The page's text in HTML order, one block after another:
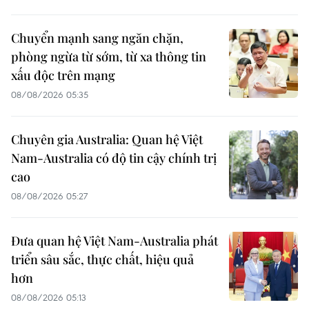
Chuyển mạnh sang ngăn chặn,
phòng ngừa từ sớm, từ xa thông tin
xấu độc trên mạng
08/08/2026 05:35
Chuyên gia Australia: Quan hệ Việt
Nam-Australia có độ tin cậy chính trị
cao
08/08/2026 05:27
Đưa quan hệ Việt Nam-Australia phát
triển sâu sắc, thực chất, hiệu quả
hơn
08/08/2026 05:13